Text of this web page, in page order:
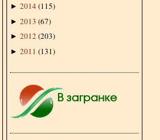
► 2014 (115)
► 2013 (67)
► 2012 (203)
► 2011 (131)